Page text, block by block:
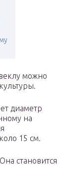
можно
диаметр
на
15 см.
становится